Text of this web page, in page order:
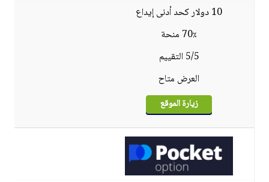
10 دولار كحد أدنى إيداع
70٪ منحة
5/5 التقييم
العرض متاح
زيارة الموقع